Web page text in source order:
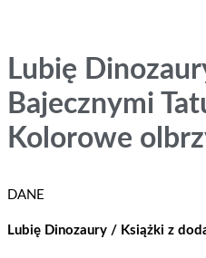
Lubię
Bajecznymi
Kolorowe
DANE
Lubię Dinozaury / Książki z